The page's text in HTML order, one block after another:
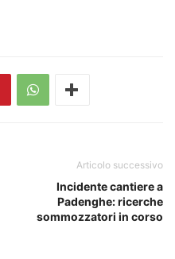
Articolo successivo
Incidente cantiere a
Padenghe: ricerche
sommozzatori in corso